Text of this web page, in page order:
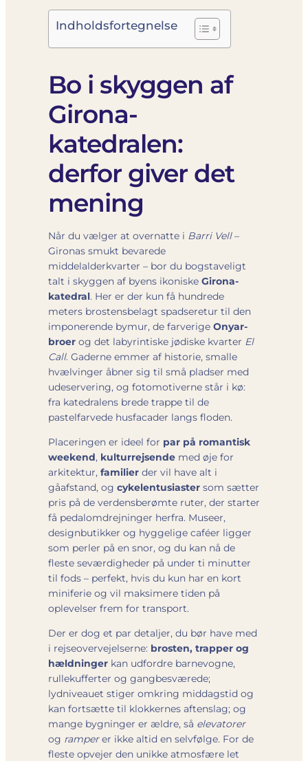
Indholdsfortegnelse
Bo i skyggen af
Girona-
katedralen:
derfor giver det
mening
Når du vælger at overnatte i Barri Vell–
Gironas smukt bevarede
middelalderkvarter – bor du bogstaveligt
talt i skyggen af byens ikoniske Girona-
katedral. Her er der kun få hundrede
meters brostensbelagt spadseretur til den
imponerende bymur, de farverige Onyar-
broer og det labyrintiske jødiske kvarter El
Call. Gaderne emmer af historie, smalle
hvælvinger åbner sig til små pladser med
udeservering, og fotomotiverne står i kø:
fra katedralens brede trappe til de
pastelfarvede husfacader langs floden.
Placeringen er ideel for par på romantisk
weekend, kulturrejsende med øje for
arkitektur, familier der vil have alt i
gåafstand, og cykelentusiaster som sætter
pris på de verdensberømte ruter, der starter
få pedalomdrejninger herfra. Museer,
designbutikker og hyggelige caféer ligger
som perler på en snor, og du kan nå de
fleste seværdigheder på under ti minutter
til fods – perfekt, hvis du kun har en kort
miniferie og vil maksimere tiden på
oplevelser frem for transport.
Der er dog et par detaljer, du bør have med
i rejseovervejelserne: brosten, trapper og
hældninger kan udfordre barnevogne,
rullekufferter og gangbesværede;
lydniveauet stiger omkring middagstid og
kan fortsætte til klokkernes aftenslag; og
mange bygninger er ældre, så elevatorer
og ramperer ikke altid en selvfølge. For de
fleste opvejer den unikke atmosfære let